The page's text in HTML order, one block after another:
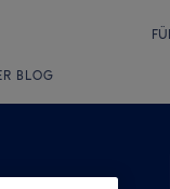
BLOG